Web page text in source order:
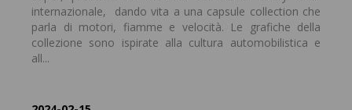
internazionale, dando vita a una capsule collection che
parla di motori, fiamme e velocità. Le grafiche della
collezione sono ispirate alla cultura automobilistica e
all...